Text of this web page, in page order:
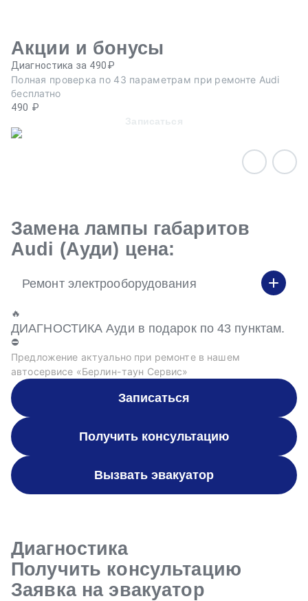
Акции и бонусы
Диагностика за 490₽
Полная проверка по 43 параметрам при ремонте Audi
бесплатно
490 ₽
Записаться
Замена лампы габаритов
Audi (Ауди) цена:
Ремонт электрооборудования
🔥
ДИАГНОСТИКА Ауди в подарок по 43 пунктам.
⛔
Предложение актуально при ремонте в нашем
автосервисе «Берлин-таун Сервис»
Записаться
Получить консультацию
Вызвать эвакуатор
Диагностика
Получить консультацию
Заявка на эвакуатор